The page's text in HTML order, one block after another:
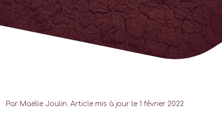
Par Maëlle Joulin. Article mis à jour le 1 février 2022